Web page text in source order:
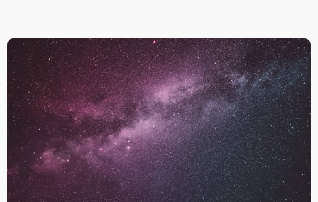
עמודעמודעמודעמודעמוד